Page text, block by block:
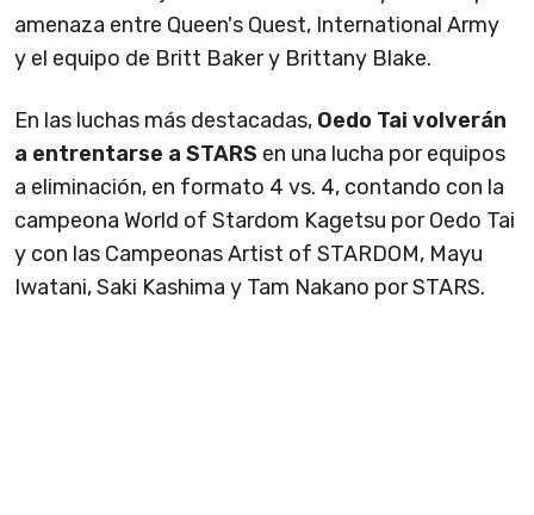
amenaza entre Queen's Quest, International Army
y el equipo de Britt Baker y Brittany Blake.
En las luchas más destacadas, Oedo Tai volverán
a entrentarse a STARS en una lucha por equipos
a eliminación, en formato 4 vs. 4, contando con la
campeona World of Stardom Kagetsu por Oedo Tai
y con las Campeonas Artist of STARDOM, Mayu
Iwatani, Saki Kashima y Tam Nakano por STARS.